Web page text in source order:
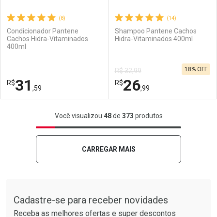
Comprar sem Desconto
Por R$ 32,99/cada
Por R$ 32,99/cada
Comprar sem Desconto
Por R$ 15,99/cada
Comprar sem Desconto
Por R$ 15,99/cada
(8)
Condicionador Pantene
Cachos Hidra-Vitaminados
400ml
R$31 ,59
FECHAR
Laboratório
FECHAR
Por Menos
(14)
Shampoo Pantene Cachos
Hidra-Vitaminados 400ml
R$ 32,99
R$26,99
18% OFF
Laboratório
Por Menos
Você visualizou 48de 373 produtos
CARREGAR MAIS
Cadastre-se para receber novidades
Receba as melhores ofertas e super descontos